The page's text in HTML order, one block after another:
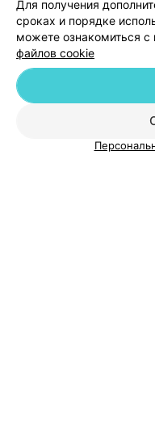
О проекте Новости
Медицинский
Пользовательское
Для получения
сроках и порядке
можете ознакомиться с
файлов cookie